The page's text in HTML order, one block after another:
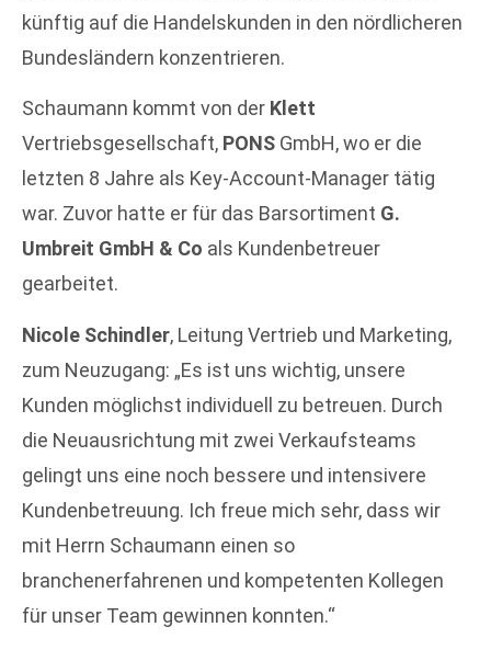
künftig auf die Handelskunden in den nördlicheren
Bundesländern konzentrieren.
Schaumann kommt von der Klett
Vertriebsgesellschaft, PONS GmbH, wo er die
letzten 8 Jahre als Key-Account-Manager tätig
war. Zuvor hatte er für das Barsortiment G.
Umbreit GmbH & Co als Kundenbetreuer
gearbeitet.
Nicole Schindler, Leitung Vertrieb und Marketing,
zum Neuzugang: „Es ist uns wichtig, unsere
Kunden möglichst individuell zu betreuen. Durch
die Neuausrichtung mit zwei Verkaufsteams
gelingt uns eine noch bessere und intensivere
Kundenbetreuung. Ich freue mich sehr, dass wir
mit Herrn Schaumann einen so
branchenerfahrenen und kompetenten Kollegen
für unser Team gewinnen konnten.“